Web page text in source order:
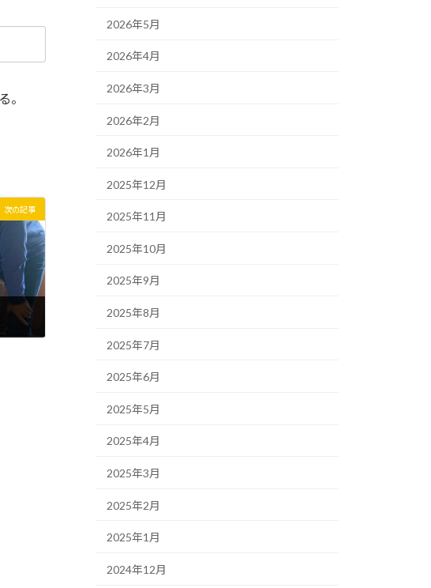
。
次の記事
2026年5月
2026年4月
2026年3月
2026年2月
2026年1月
2025年12月
2025年11月
2025年10月
2025年9月
2025年8月
2025年7月
2025年6月
2025年5月
2025年4月
2025年3月
2025年2月
2025年1月
2024年12月